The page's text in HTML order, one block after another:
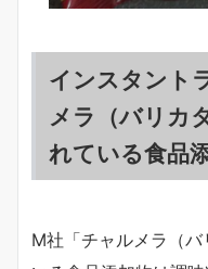
インスタント
メラ（バリカ
れている食品
M社「チャルメラ（